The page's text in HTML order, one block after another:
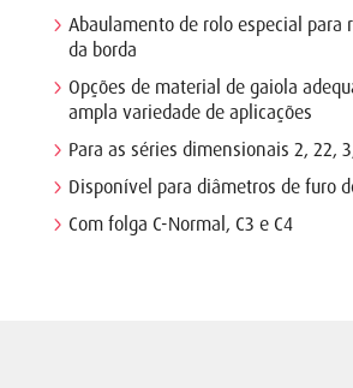
Abaulamento de rolo especial para
da borda
Opções de material de gaiola
ampla variedade de aplicações
Para as séries dimensionais 2, 22,
Disponível para diâmetros de furo
Com folga C-Normal, C3 e C4